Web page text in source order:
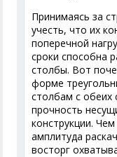
Принимаясь за
учесть, что их
поперечной
сроки способна
столбы. Вот
форме
столбам с обеих
прочность
конструкции.
амплитуда
восторг